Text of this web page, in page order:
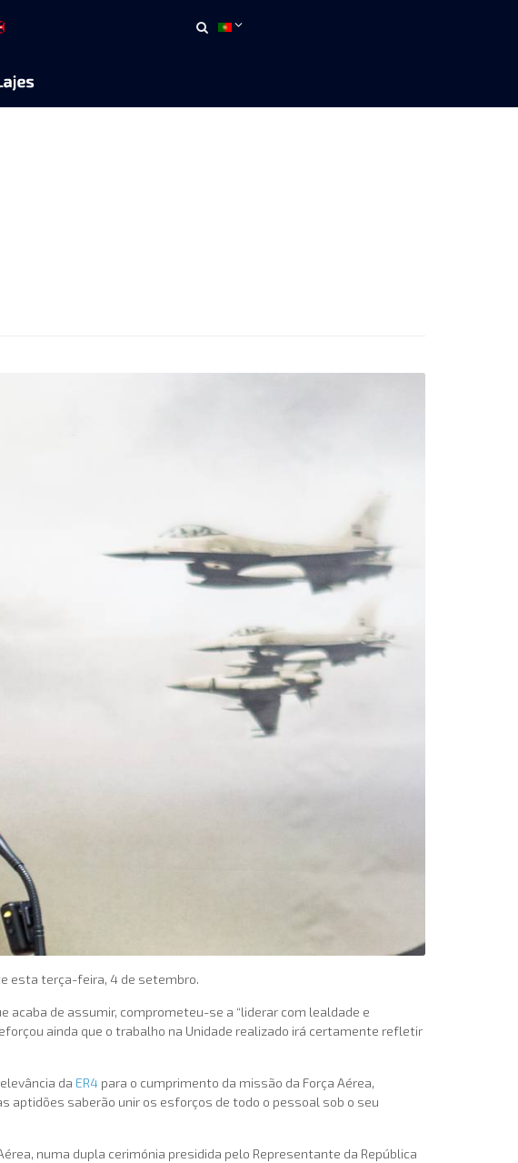
esta terça-feira, 4 de setembro.
acaba de assumir, comprometeu-se a “liderar com lealdade e
ainda que o trabalho na Unidade realizado irá certamente refletir
da ER4 para o cumprimento da missão da Força Aérea,
aptidões saberão unir os esforços de todo o pessoal sob o seu
numa dupla cerimónia presidida pelo Representante da República